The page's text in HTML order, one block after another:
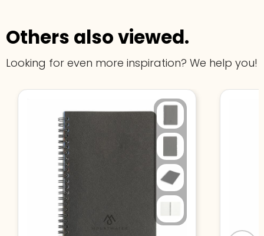
Others also viewed.
Looking for even more inspiration? We help you!